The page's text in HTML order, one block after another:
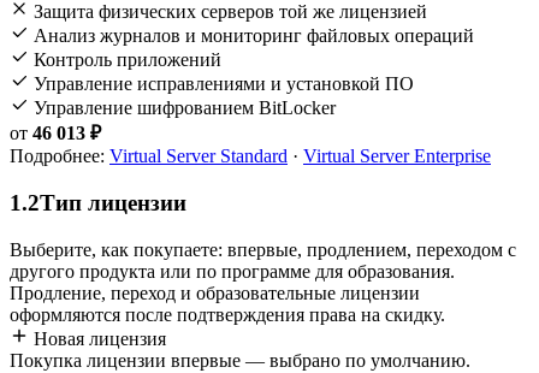
Защита физических серверов той же лицензией
Анализ журналов и мониторинг файловых операций
Контроль приложений
Управление исправлениями и установкой ПО
Управление шифрованием BitLocker
от 46 013 ₽
Подробнее: Virtual Server Standard · Virtual Server Enterprise
1.2Тип лицензии
Выберите, как покупаете: впервые, продлением, переходом с
другого продукта или по программе для образования.
Продление, переход и образовательные лицензии
оформляются после подтверждения права на скидку.
Новая лицензия
Покупка лицензии впервые — выбрано по умолчанию.